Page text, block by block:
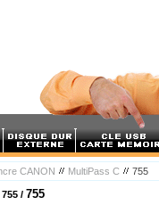
CANON MultiPass C 755
/ 755